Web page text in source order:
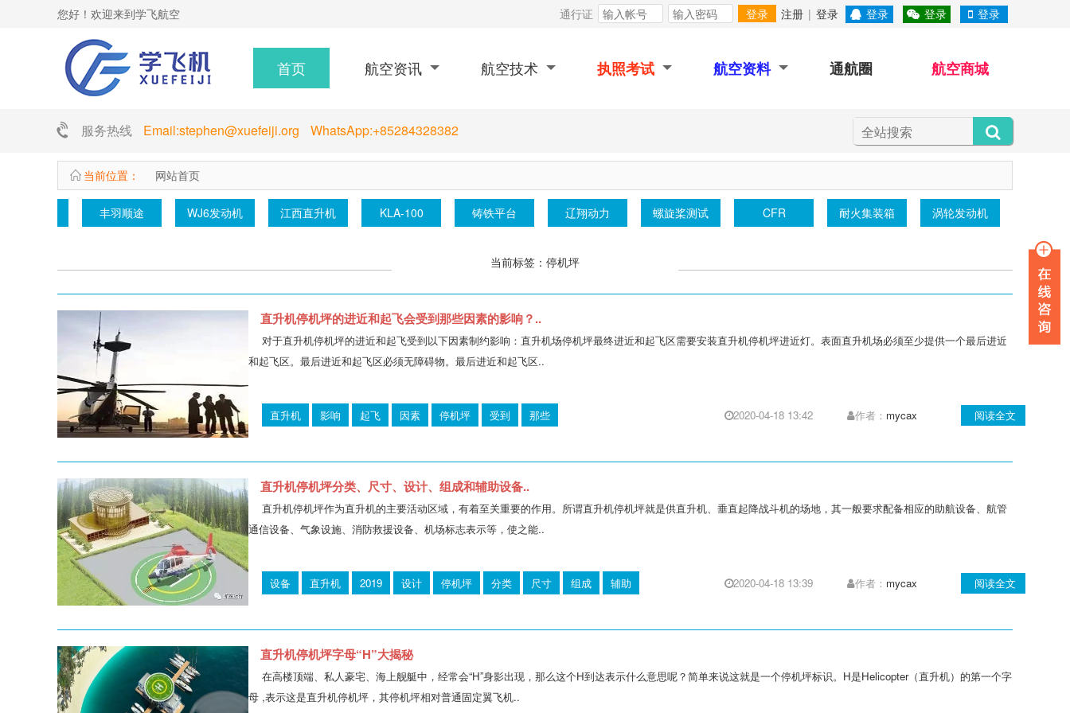
您好！欢迎来到学飞航空 通行证 登录 注册 | 登录 登录 登录 登录
首页 航空资讯 航空技术 执照考试 航空资料 通航圈 航空商城
服务热线 Email:stephen@xuefeiji.org WhatsApp:+85284328382
当前位置： 网站首页
丰羽顺途 WJ6发动机 江西直升机 KLA-100 铸铁平台 辽翔动⼒ 螺旋桨测试 CFR 耐火集装箱 涡轮发动机
当前标签：停机坪
直升机停机坪的进近和起飞会受到那些因素的影响？..
对于直升机停机坪的进近和起飞受到以下因素制约影响：直升机场停机坪最终进近和起飞区需要安装直升机停机坪进近灯。表面直升机场必须至少提供一个最后进近
和起飞区。最后进近和起飞区必须无障碍物。最后进近和起飞区..
直升机 影响 起飞 因素 停机坪 受到 那些 2020-04-18 13:42 作者： mycax 阅读全文
直升机停机坪分类、尺寸、设计、组成和辅助设备..
直升机停机坪作为直升机的主要活动区域，有着至关重要的作用。所谓直升机停机坪就是供直升机、垂直起降战斗机的场地，其一般要求配备相应的助航设备、航管
通信设备、气象设施、消防救援设备、机场标志表示等，使之能..
设备 直升机 2019 设计 停机坪 分类 尺寸 组成 辅助 2020-04-18 13:39 作者： mycax 阅读全文
直升机停机坪字母“H”大揭秘
在高楼顶端、私人豪宅、海上舰艇中，经常会“H”身影出现，那么这个H到达表示什么意思呢？简单来说这就是一个停机坪标识。H是Helicopter（直升机）的第一个字
母 ,表示这是直升机停机坪，其停机坪相对普通固定翼飞机..